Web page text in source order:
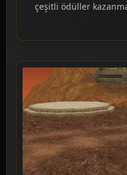
çeşitli ödüller